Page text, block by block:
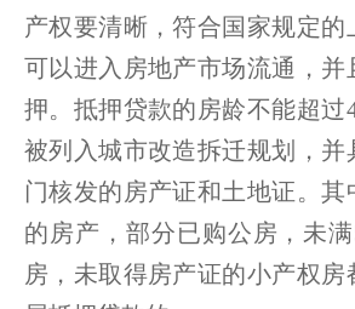
产权要清晰，符合国家规定的
可以进入房地产市场流通，并
押。抵押贷款的房龄不能超过
被列入城市改造拆迁规划，并
门核发的房产证和土地证。其
的房产，部分已购公房，未
房，未取得房产证的小产权房